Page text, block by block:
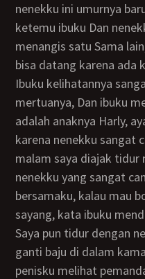
nenekku ini umurnya
ketemu ibuku Dan
menangis satu Sama
bisa datang karena ada
Ibuku kelihatannya sangat sayang kepada ibu
mertuanya, Dan ibuku
adalah anaknya Harly,
karena nenekku sangat
malam saya diajak tidur
nenekku yang sangat
bersamaku, kalau mau
sayang, kata ibuku
Saya pun tidur dengan nenekku, nenekku santai saja
ganti baju di dalam
penisku melihat